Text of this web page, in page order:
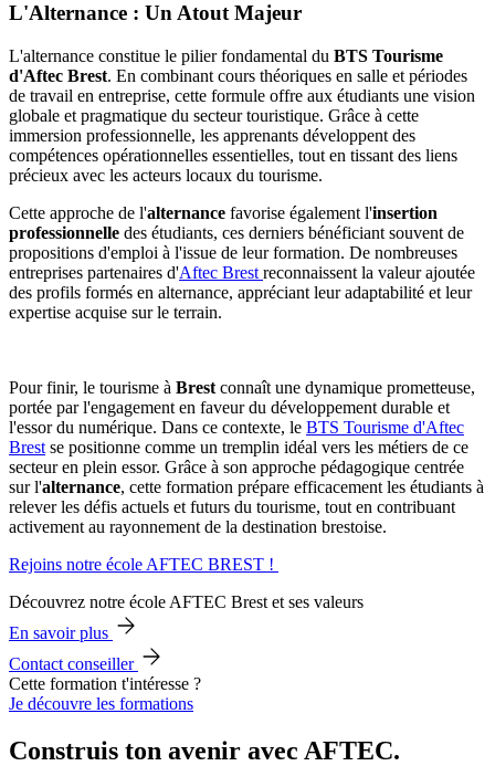
L'Alternance : Un Atout Majeur
L'alternance constitue le pilier fondamental du BTS Tourisme
d'Aftec Brest. En combinant cours théoriques en salle et périodes
de travail en entreprise, cette formule offre aux étudiants une vision
globale et pragmatique du secteur touristique. Grâce à cette
immersion professionnelle, les apprenants développent des
compétences opérationnelles essentielles, tout en tissant des liens
précieux avec les acteurs locaux du tourisme.
Cette approche de l'alternance favorise également l'insertion
professionnelle des étudiants, ces derniers bénéficiant souvent de
propositions d'emploi à l'issue de leur formation. De nombreuses
entreprises partenaires d'Aftec Brest reconnaissent la valeur ajoutée
des profils formés en alternance, appréciant leur adaptabilité et leur
expertise acquise sur le terrain.
Pour finir, le tourisme à Brest connaît une dynamique prometteuse,
portée par l'engagement en faveur du développement durable et
l'essor du numérique. Dans ce contexte, le BTS Tourisme d'Aftec
Brest se positionne comme un tremplin idéal vers les métiers de ce
secteur en plein essor. Grâce à son approche pédagogique centrée
sur l'alternance, cette formation prépare efficacement les étudiants à
relever les défis actuels et futurs du tourisme, tout en contribuant
activement au rayonnement de la destination brestoise.
Rejoins notre école AFTEC BREST !
Découvrez notre école AFTEC Brest et ses valeurs
En savoir plus
Contact conseiller
Cette formation t'intéresse ?
Je découvre les formations
Construis ton avenir avec AFTEC.